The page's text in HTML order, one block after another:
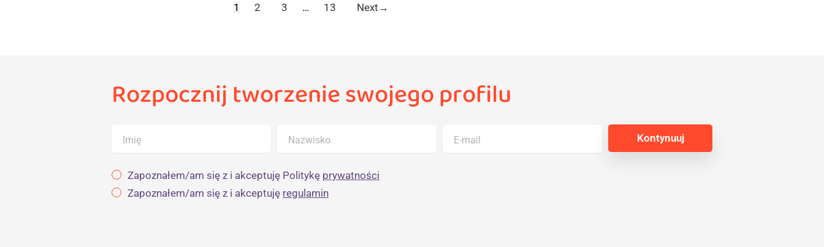
1 2 3 … 13 Next →
Rozpocznij tworzenie swojego profilu
Imię Nazwisko E-mail
Zapoznałem/am się z i akceptuję Politykę prywatności
Zapoznałem/am się z i akceptuję regulamin